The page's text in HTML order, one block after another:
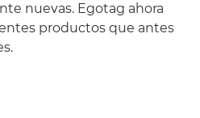
nuevas. Egotag ahora
productos que antes